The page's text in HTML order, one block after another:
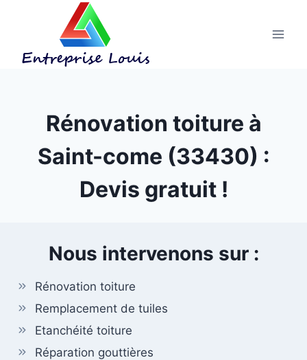
Rénovation toiture à
Saint-come (33430) :
Devis gratuit !
Nous intervenons sur :
Rénovation toiture
Remplacement de tuiles
Etanchéité toiture
Réparation gouttières